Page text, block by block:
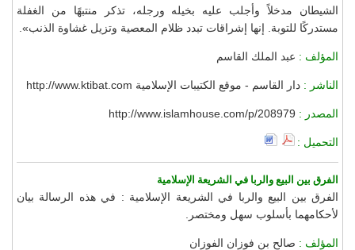
الشيطان مدخلاً وأجلب عليه بخيله ورجله، تذكر منتبهًا من الغفلة
مستدركًا للتوبة. إنها إشراقات تبدد ظلام المعصية وتزيل غشاوة الذنب».
المؤلف : عبد الملك القاسم
الناشر : دار القاسم - موقع الكتيبات الإسلامية http://www.ktibat.com
المصدر : http://www.islamhouse.com/p/208979
التحميل :
الفرق بين البيع والربا في الشريعة الإسلامية
الفرق بين البيع والربا في الشريعة الإسلامية : في هذه الرسالة بيان
لأحكامهما بأسلوب سهل ومختصر.
المؤلف : صالح بن فوزان الفوزان